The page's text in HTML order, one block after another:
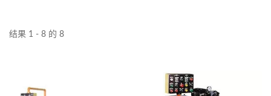
结果 1 - 8 的 8